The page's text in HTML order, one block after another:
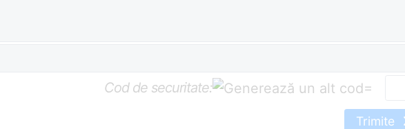
Cod de securitate: =
Trimite